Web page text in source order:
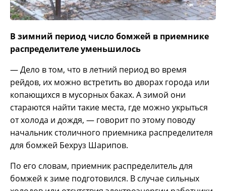
В зимний период число бомжей в приемнике
распределителе уменьшилось
— Дело в том, что в летний период во время
рейдов, их можно встретить во дворах города или
копающихся в мусорных баках. А зимой они
стараются найти такие места, где можно укрыться
от холода и дождя, — говорит по этому поводу
начальник столичного приемника распределителя
для бомжей Бехруз Шарипов.
По его словам, приемник распределитель для
бомжей к зиме подготовился. В случае сильных